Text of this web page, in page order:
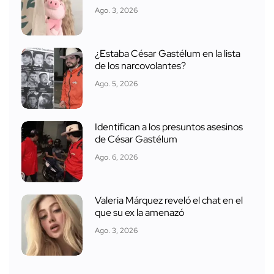
Ago. 3, 2026
¿Estaba César Gastélum en la lista
de los narcovolantes?
Ago. 5, 2026
Identifican a los presuntos asesinos
de César Gastélum
Ago. 6, 2026
Valeria Márquez reveló el chat en el
que su ex la amenazó
Ago. 3, 2026